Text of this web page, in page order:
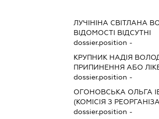
ЛУЧІНІНА СВІТЛАНА
ВІДОМОСТІ ВІДСУТНІ
dossier.position -
КРУПНИК НАДІЯ
ПРИПИНЕННЯ АБО
dossier.position -
ОГОНОВСЬКА ОЛЬГА
(КОМІСІЯ З
dossier.position -